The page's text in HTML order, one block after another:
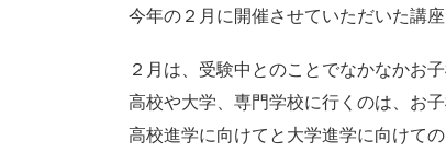
今年の２月に開催させていただいた講
２月は、受験中とのことでなかなかお
高校や大学、専門学校に行くのは、お子
高校進学に向けてと大学進学に向けて